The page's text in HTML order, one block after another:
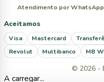
Atendimento por WhatsApp
Aceitamos
Visa Mastercard
Revolut
Multibanco MB
© 2026 -
A carregar...